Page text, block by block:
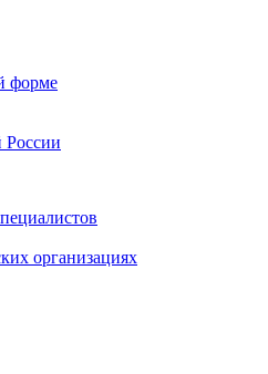
форме
России
организациях